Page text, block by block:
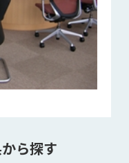
ら探す